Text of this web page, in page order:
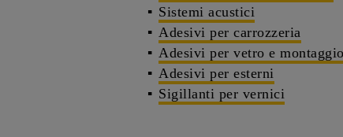
Sistemi acustici
Adesivi per carrozzeria
Adesivi per vetro e montaggio
Adesivi per esterni
Sigillanti per vernici